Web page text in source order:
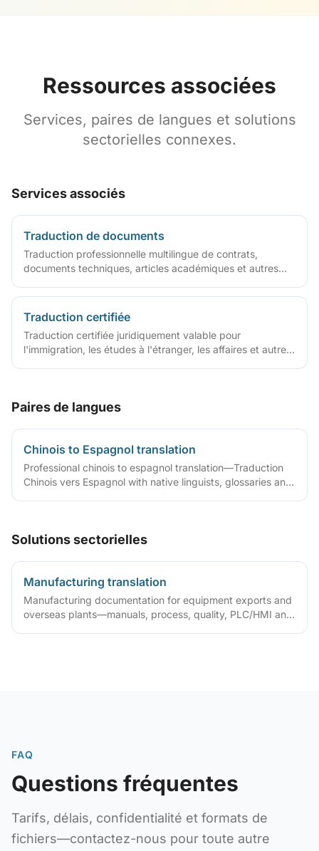
Ressources associées
Services, paires de langues et solutions
sectorielles connexes.
Services associés
Traduction de documents
Traduction professionnelle multilingue de contrats,
documents techniques, articles académiques et autres
Traduction certifiée
Traduction certifiée juridiquement valable pour
l'immigration, les études à l'étranger, les affaires et autres
Paires de langues
Chinois to Espagnol translation
Professional chinois to espagnol translation—Traduction
Chinois vers Espagnol with native linguists, glossaries and
Solutions sectorielles
Manufacturing translation
Manufacturing documentation for equipment exports and
overseas plants—manuals, process, quality, PLC/HMI and
FAQ
Questions fréquentes
Tarifs, délais, confidentialité et formats de
fichiers—contactez-nous pour toute autre